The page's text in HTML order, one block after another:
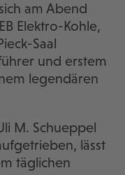
am Abend
Elektro-Kohle,
Saal
und erstem
legendären
M. Schueppel
lässt
täglichen